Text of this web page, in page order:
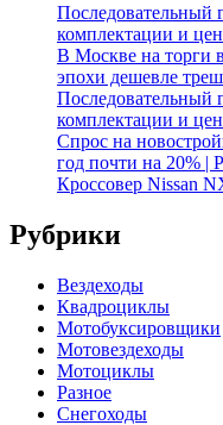
Последовательный
комплектации и
В Москве на торги
эпохи дешевле
Последовательный
комплектации и
Спрос на
год почти на 20%
Кроссовер Nissan
Рубрики
Вездеходы
Квадроциклы
Мотобуксировщики
Мотовездеходы
Мотоциклы
Разное
Снегоходы